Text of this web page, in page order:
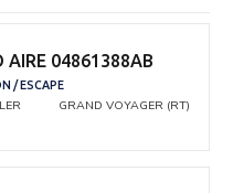
AIRE 04861388AB
/ ESCAPE
GRAND VOYAGER (RT)